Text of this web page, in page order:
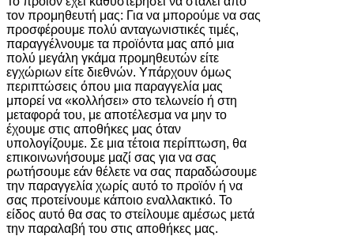
τον προμηθευτή μας: Για να μπορούμε να σας
προσφέρουμε πολύ ανταγωνιστικές τιμές,
παραγγέλνουμε τα προϊόντα μας από μια
πολύ μεγάλη γκάμα προμηθευτών είτε
εγχώριων είτε διεθνών. Υπάρχουν όμως
περιπτώσεις όπου μια παραγγελία μας
μπορεί να «κολλήσει» στο τελωνείο ή στη
μεταφορά του, με αποτέλεσμα να μην το
έχουμε στις αποθήκες μας όταν
υπολογίζουμε. Σε μια τέτοια περίπτωση, θα
επικοινωνήσουμε μαζί σας για να σας
ρωτήσουμε εάν θέλετε να σας παραδώσουμε
την παραγγελία χωρίς αυτό το προϊόν ή να
σας προτείνουμε κάποιο εναλλακτικό. Το
είδος αυτό θα σας το στείλουμε αμέσως μετά
την παραλαβή του στις αποθήκες μας.